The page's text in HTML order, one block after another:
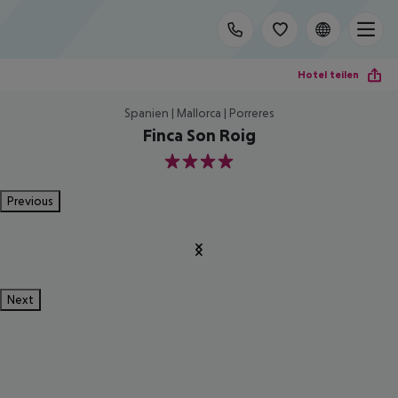
Hotel teilen
Spanien | Mallorca | Porreres
Finca Son Roig
4
Previous
Next